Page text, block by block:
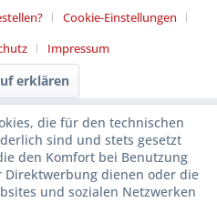
Cookie-Einstellungen
Impressum
erklären
die für den technischen
sind und stets gesetzt
den Komfort bei Benutzung
Direktwerbung dienen oder die
und sozialen Netzwerken